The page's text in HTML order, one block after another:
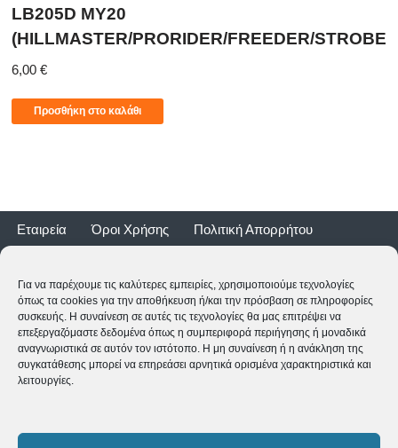
Για να παρέχουμε τις καλύτερες εμπειρίες, χρησιμοποιούμε τεχνολογίες
όπως τα cookies για την αποθήκευση ή/και την πρόσβαση σε πληροφορίες
συσκευής. Η συναίνεση σε αυτές τις τεχνολογίες θα μας επιτρέψει να
επεξεργαζόμαστε δεδομένα όπως η συμπεριφορά περιήγησης ή μοναδικά
αναγνωριστικά σε αυτόν τον ιστότοπο. Η μη συναίνεση ή η ανάκληση της
συγκατάθεσης μπορεί να επηρεάσει αρνητικά ορισμένα χαρακτηριστικά και
λειτουργίες.
LB205D MY20
(HILLMASTER/PRORIDER/FREEDER/STROBE)
6,00 €
Προσθήκη στο καλάθι
Εταιρεία Όροι Χρήσης
Πολιτική Απορρήτου